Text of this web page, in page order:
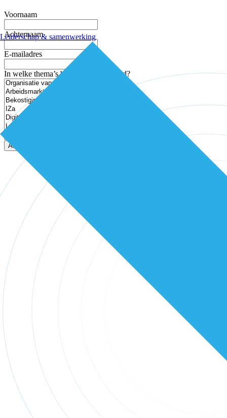
Leiderschap & samenwerking
Voornaam
Achternaam
E-mailadres
In welke thema’s ben je geïnteresseerd?